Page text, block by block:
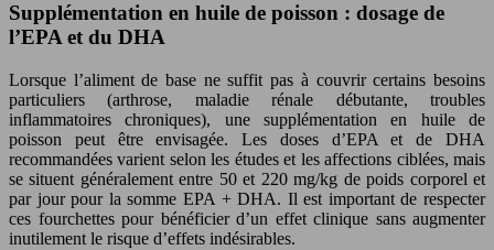
Supplémentation en huile de poisson : dosage de
l’EPA et du DHA
Lorsque l’aliment de base ne suffit pas à couvrir certains besoins
particuliers (arthrose, maladie rénale débutante, troubles
inflammatoires chroniques), une supplémentation en huile de
poisson peut être envisagée. Les doses d’EPA et de DHA
recommandées varient selon les études et les affections ciblées, mais
se situent généralement entre 50 et 220 mg/kg de poids corporel et
par jour pour la somme EPA + DHA. Il est important de respecter
ces fourchettes pour bénéficier d’un effet clinique sans augmenter
inutilement le risque d’effets indésirables.